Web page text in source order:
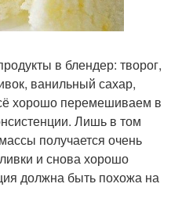
в блендер: творог,
ванильный сахар,
хорошо перемешиваем в
Лишь в том
получается очень
и снова хорошо
должна быть похожа на